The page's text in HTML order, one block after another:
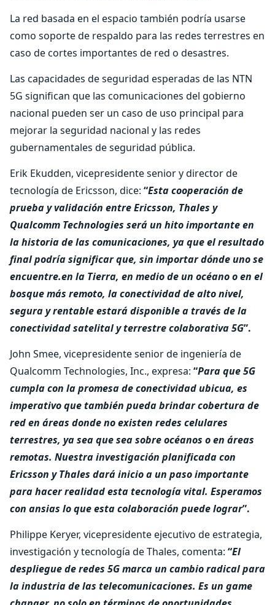
La red basada en el espacio también podría usarse
como soporte de respaldo para las redes terrestres en
caso de cortes importantes de red o desastres.
Las capacidades de seguridad esperadas de las NTN
5G significan que las comunicaciones del gobierno
nacional pueden ser un caso de uso principal para
mejorar la seguridad nacional y las redes
gubernamentales de seguridad pública.
Erik Ekudden, vicepresidente senior y director de
tecnología de Ericsson, dice: “Esta cooperación de
prueba y validación entre Ericsson, Thales y
Qualcomm Technologies será un hito importante en
la historia de las comunicaciones, ya que el resultado
final podría significar que, sin importar dónde uno se
encuentre.en la Tierra, en medio de un océano o en el
bosque más remoto, la conectividad de alto nivel,
segura y rentable estará disponible a través de la
conectividad satelital y terrestre colaborativa 5G”.
John Smee, vicepresidente senior de ingeniería de
Qualcomm Technologies, Inc., expresa: “Para que 5G
cumpla con la promesa de conectividad ubicua, es
imperativo que también pueda brindar cobertura de
red en áreas donde no existen redes celulares
terrestres, ya sea que sea sobre océanos o en áreas
remotas. Nuestra investigación planificada con
Ericsson y Thales dará inicio a un paso importante
para hacer realidad esta tecnología vital. Esperamos
con ansias lo que esta colaboración puede lograr”.
Philippe Keryer, vicepresidente ejecutivo de estrategia,
investigación y tecnología de Thales, comenta: “El
despliegue de redes 5G marca un cambio radical para
la industria de las telecomunicaciones. Es un game